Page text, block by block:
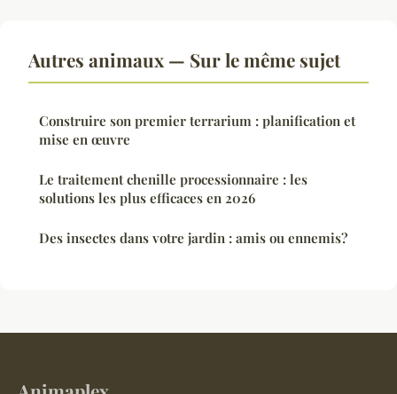
Autres animaux — Sur le même sujet
Construire son premier terrarium : planification et
mise en œuvre
Le traitement chenille processionnaire : les
solutions les plus efficaces en 2026
Des insectes dans votre jardin : amis ou ennemis?